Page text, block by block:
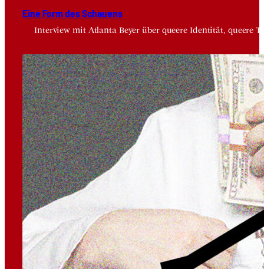
Eine Form des Schau­ens
Interview mit Atlanta Beyer über queere Identität, queere